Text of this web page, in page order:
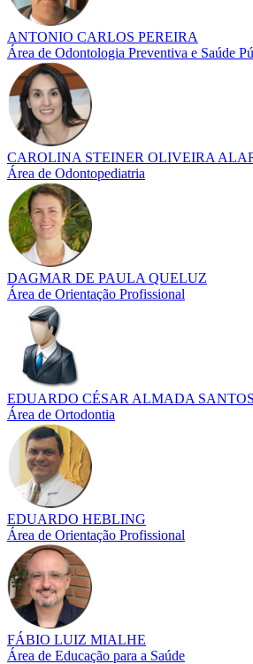
ANTONIO CARLOS PEREIRA
Área de Odontologia Preventiva e Saúde
CAROLINA STEINER OLIVEIRA
Área de Odontopediatria
DAGMAR DE PAULA QUELUZ
Área de Orientação Profissional
EDUARDO CÉSAR ALMADA SANTOS
Área de Ortodontia
EDUARDO HEBLING
Área de Orientação Profissional
FÁBIO LUIZ MIALHE
Área de Educação para a Saúde